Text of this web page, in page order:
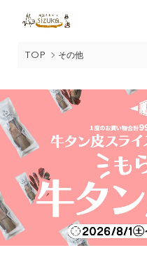
TOP その他